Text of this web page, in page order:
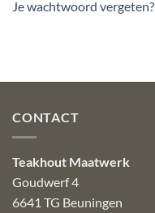
Je wachtwoord vergeten?
CONTACT
Teakhout Maatwerk
Goudwerf 4
6641 TG Beuningen